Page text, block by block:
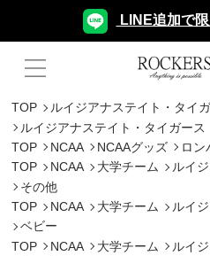
LINE追加で
TOP ルイジアナステイト・タイ
ルイジアナステイト・タイガース
TOP
NCAA NCAAグッズ
ロン
TOP
NCAA 大学チーム
ルイ
その他
TOP
NCAA 大学チーム
ルイ
ベビー
TOP
NCAA 大学チーム
ルイ